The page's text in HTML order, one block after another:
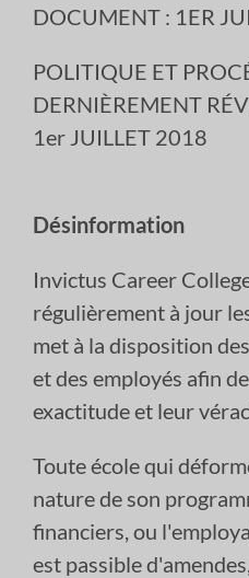
DOCUMENT : 1ER
POLITIQUE ET
DERNIÈREMENT
1er JUILLET 2018
Désinformation
Invictus Career
régulièrement à jour
met à la disposition
et des employés afin
exactitude et leur
Toute école qui
nature de son
financiers, ou
est passible